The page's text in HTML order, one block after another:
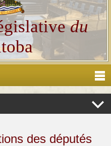
du
des députés